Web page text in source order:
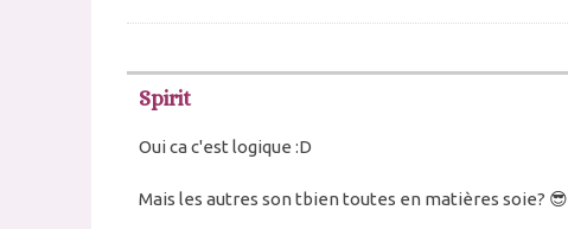
Spirit
Oui ca c'est logique :D
Mais les autres son tbien toutes en matières soie? 😎